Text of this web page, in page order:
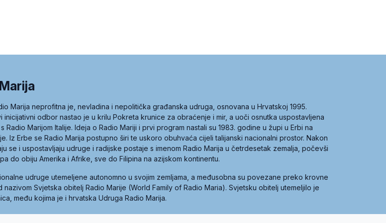
Marija neprofitna je, nevladina i nepolitička građanska udruga, osnovana u Hrvatskoj 1995.
inicijativni odbor nastao je u krilu Pokreta krunice za obraćenje i mir, a uoči osnutka uspostavljena
Radio Marijom Italije. Ideja o Radio Mariji i prvi program nastali su 1983. godine u župi u Erbi na
Iz Erbe se Radio Marija postupno širi te uskoro obuhvaća cijeli talijanski nacionalni prostor. Nakon
se i uspostavljaju udruge i radijske postaje s imenom Radio Marija u četrdesetak zemalja, počevši
do obiju Amerika i Afrike, sve do Filipina na azijskom kontinentu.
udruge utemeljene autonomno u svojim zemljama, a međusobna su povezane preko krovne
nazivom Svjetska obitelj Radio Marije (World Family of Radio Maria). Svjetsku obitelj utemeljilo je
među kojima je i hrvatska Udruga Radio Marija.